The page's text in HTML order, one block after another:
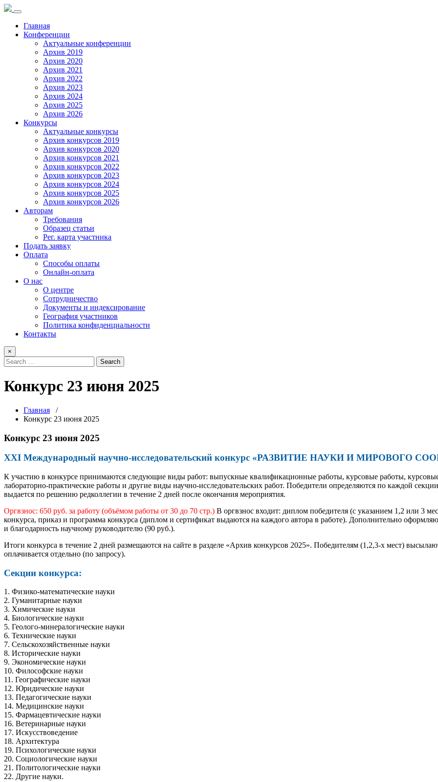
Toggle
navigation
Главная
Конференции
Актуальные конференции
Архив 2019
Архив 2020
Архив 2021
Архив 2022
Архив 2023
Архив 2024
Архив 2025
Архив 2026
Конкурсы
Актуальные конкурсы
Архив конкурсов 2019
Архив конкурсов 2020
Архив конкурсов 2021
Архив конкурсов 2022
Архив конкурсов 2023
Архив конкурсов 2024
Архив конкурсов 2025
Архив конкурсов 2026
Авторам
Требования
Образец статьи
Рег. карта участника
Подать заявку
Оплата
Способы оплаты
Онлайн-оплата
О нас
О центре
Сотрудничество
Документы и индексирование
География участников
Политика конфиденциальности
Контакты
×
Конкурс 23 июня 2025
Главная /
Конкурс 23 июня 2025
Конкурс 23 июня 2025
XXI Международный научно-исследовательский конкурс «РАЗВИТИЕ НАУКИ И МИРОВОГО
К участию в конкурсе принимаются следующие виды работ: выпускные квалификационные работы, курсовые работы,
лабораторно-практические работы и другие виды научно-исследовательских работ. Победители определяются по каждой
выдается по решению редколлегии в течение 2 дней после окончания мероприятия.
Оргвзнос: 650 руб. за работу (объёмом работы от 30 до 70 стр.) В оргвзнос входит: диплом победителя (с указанием 1,2 или 3
конкурса, приказ и программа конкурса (диплом и сертификат выдаются на каждого автора в работе). Дополнительно
и благодарность научному руководителю (90 руб.).
Итоги конкурса в течение 2 дней размещаются на сайте в разделе «Архив конкурсов 2025». Победителям (1,2,3-х мест)
оплачивается отдельно (по запросу).
Секции конкурса:
1. Физико-математические науки
2. Гуманитарные науки
3. Химические науки
4. Биологические науки
5. Геолого-минералогические науки
6. Технические науки
7. Сельскохозяйственные науки
8. Исторические науки
9. Экономические науки
10. Философские науки
11. Географические науки
12. Юридические науки
13. Педагогические науки
14. Медицинские науки
15. Фармацевтические науки
16. Ветеринарные науки
17. Искусствоведение
18. Архитектура
19. Психологические науки
20. Социологические науки
21. Политологические науки
22. Другие науки.